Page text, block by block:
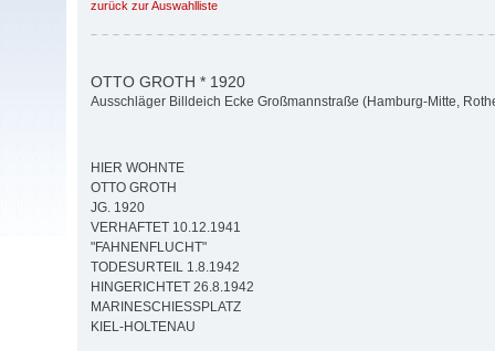
zurück zur Auswahlliste
OTTO GROTH * 1920
Ausschläger Billdeich Ecke Großmannstraße (Hamburg-Mitte,
HIER WOHNTE
OTTO GROTH
JG. 1920
VERHAFTET 10.12.1941
"FAHNENFLUCHT"
TODESURTEIL 1.8.1942
HINGERICHTET 26.8.1942
MARINESCHIESSPLATZ
KIEL-HOLTENAU